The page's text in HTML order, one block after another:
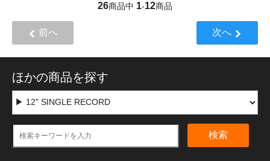
26商品中 1-12商品
前へ 次へ
ほかの商品を探す
検索